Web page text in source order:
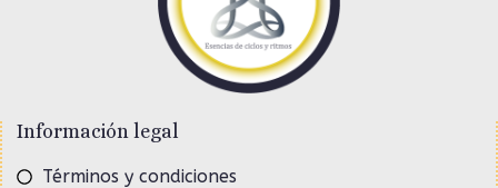
Información legal
Términos y condiciones